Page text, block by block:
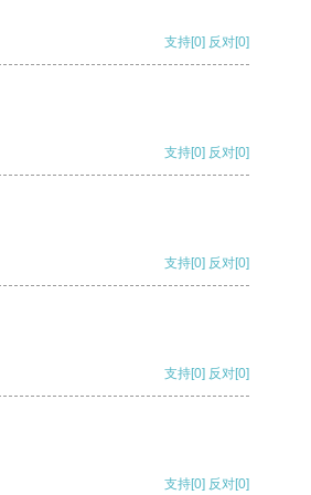
支持[0] 反对[0]
支持[0] 反对[0]
支持[0] 反对[0]
支持[0] 反对[0]
支持[0] 反对[0]